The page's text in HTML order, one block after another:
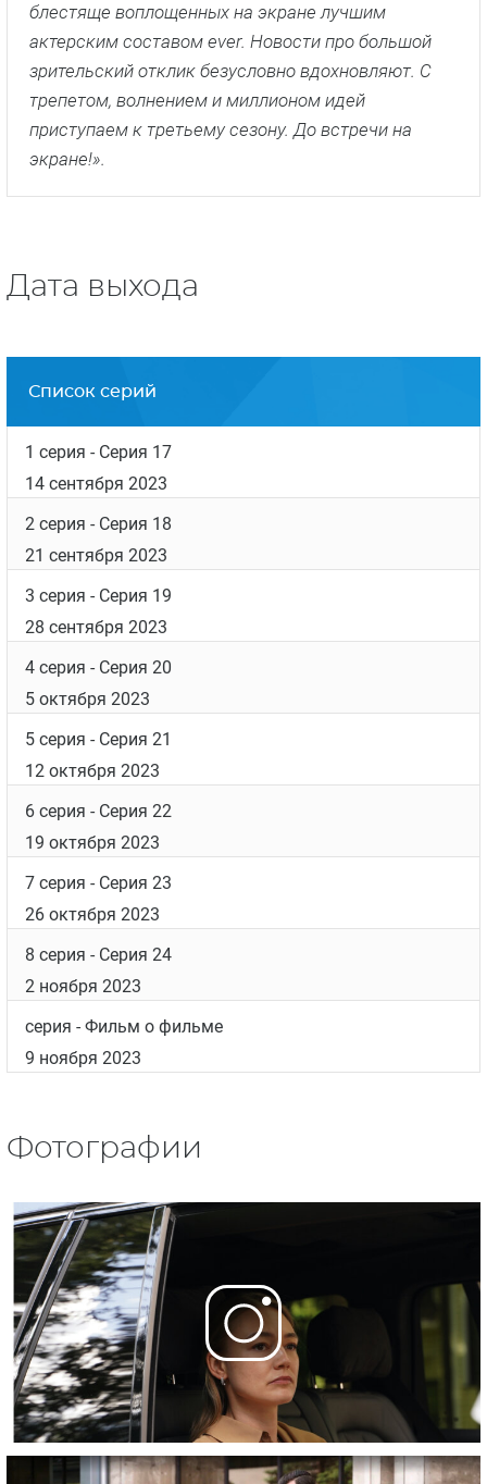
блестяще воплощенных на экране лучшим
актерским составом ever. Новости про большой
зрительский отклик безусловно вдохновляют. С
трепетом, волнением и миллионом идей
приступаем к третьему сезону. До встречи на
экране!».
Дата выхода
Список серий
1 серия - Серия 17
14 сентября 2023
2 серия - Серия 18
21 сентября 2023
3 серия - Серия 19
28 сентября 2023
4 серия - Серия 20
5 октября 2023
5 серия - Серия 21
12 октября 2023
6 серия - Серия 22
19 октября 2023
7 серия - Серия 23
26 октября 2023
8 серия - Серия 24
2 ноября 2023
серия - Фильм о фильме
9 ноября 2023
Фотографии